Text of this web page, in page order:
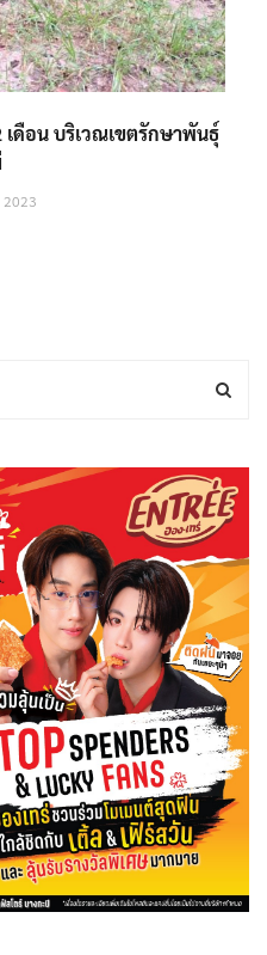
ดือน บริเวณเขตรักษาพันธุ์